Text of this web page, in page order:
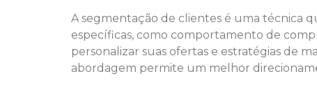
A segmentação de clientes é uma técnica
específicas, como comportamento de
personalizar suas ofertas e estratégias de
abordagem permite um melhor